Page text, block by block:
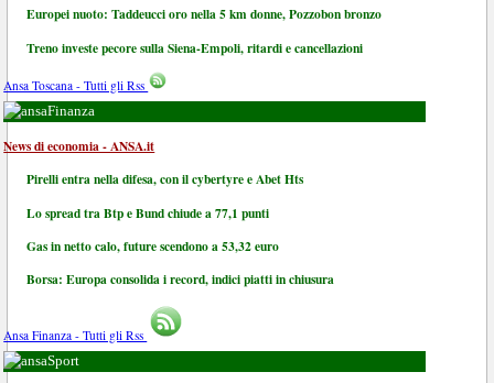
Europei nuoto: Taddeucci oro nella 5 km donne, Pozzobon bronzo
Treno investe pecore sulla Siena-Empoli, ritardi e cancellazioni
Ansa Toscana - Tutti gli Rss
Finanza
News di economia - ANSA.it
Pirelli entra nella difesa, con il cybertyre e Abet Hts
Lo spread tra Btp e Bund chiude a 77,1 punti
Gas in netto calo, future scendono a 53,32 euro
Borsa: Europa consolida i record, indici piatti in chiusura
Ansa Finanza - Tutti gli Rss
Sport